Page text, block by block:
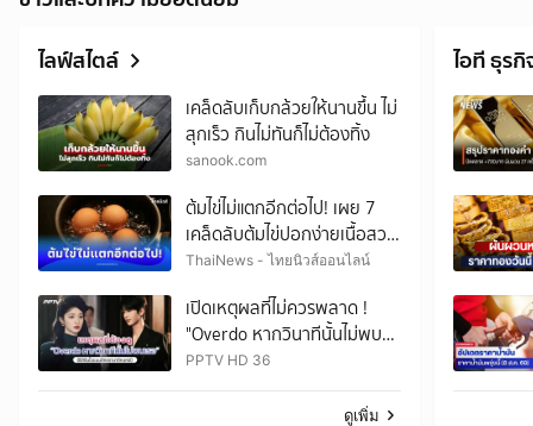
ไลฟ์สไตล์
เคล็ดลับเก็บกล้วยให้นานขึ้น ไม่
สุกเร็ว กินไม่ทันก็ไม่ต้องทิ้ง
sanook.com
ต้มไข่ไม่แตกอีกต่อไป! เผย 7
เคล็ดลับต้มไข่ปอกง่ายเนื้อสวย
ไม่แตก
ThaiNews - ไทยนิวส์ออนไลน์
เปิดเหตุผลที่ไม่ควรพลาด !
"Overdo หากวินาทีนั้นไม่พบ
เธอ"
PPTV HD 36
ดูเพิ่ม
ไอที ธุรกิ